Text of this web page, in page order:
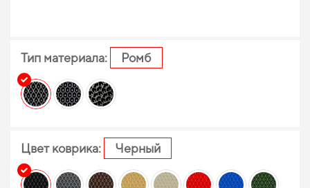
Тип материала: Ромб
Цвет коврика: Черный